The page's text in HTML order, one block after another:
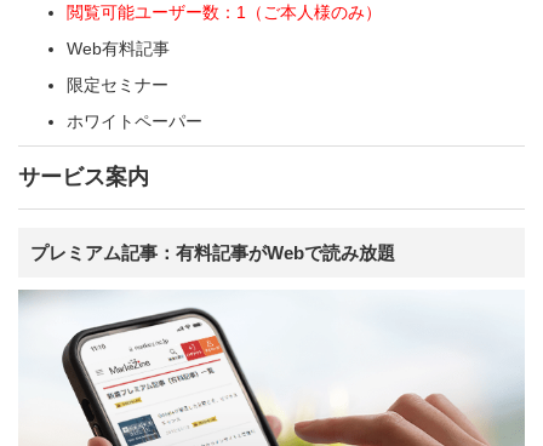
閲覧可能ユーザー数：1（ご本人様のみ）
Web有料記事
限定セミナー
ホワイトペーパー
サービス案内
プレミアム記事：有料記事がWebで読み放題